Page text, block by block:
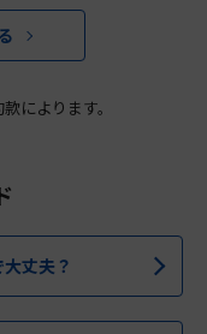
によります。
丈夫？